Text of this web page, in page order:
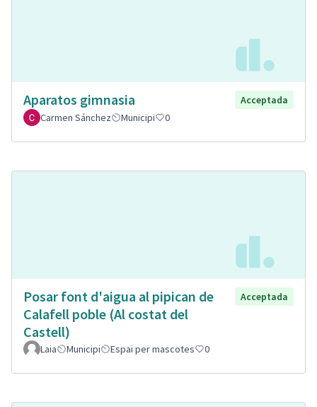
Aparatos gimnasia
Acceptada
Carmen Sánchez
Municipi 0
Posar font d'aigua al pipican de
Calafell poble (Al costat del
Castell)
Acceptada
Laia Municipi Espai per mascotes 0